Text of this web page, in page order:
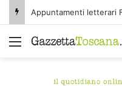
Appuntamenti letterari
Menu